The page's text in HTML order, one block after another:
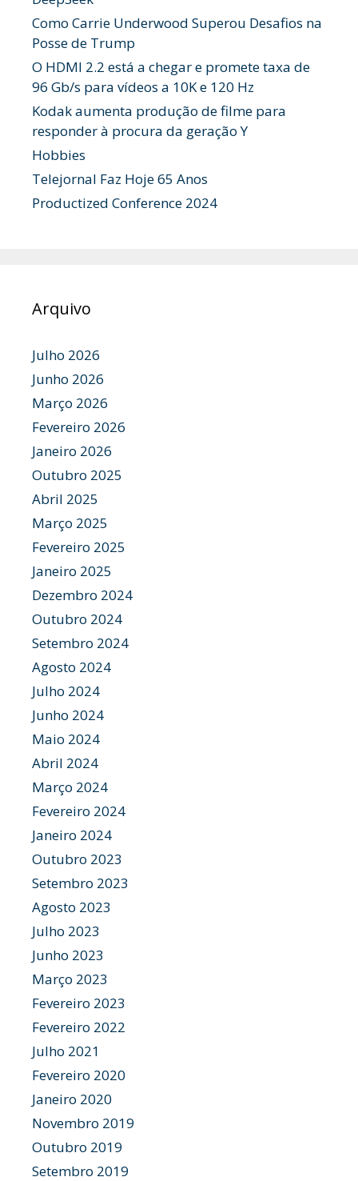
Como Carrie Underwood Superou Desafios na
Posse de Trump
O HDMI 2.2 está a chegar e promete taxa de
96 Gb/s para vídeos a 10K e 120 Hz
Kodak aumenta produção de filme para
responder à procura da geração Y
Hobbies
Telejornal Faz Hoje 65 Anos
Productized Conference 2024
Arquivo
Julho 2026
Junho 2026
Março 2026
Fevereiro 2026
Janeiro 2026
Outubro 2025
Abril 2025
Março 2025
Fevereiro 2025
Janeiro 2025
Dezembro 2024
Outubro 2024
Setembro 2024
Agosto 2024
Julho 2024
Junho 2024
Maio 2024
Abril 2024
Março 2024
Fevereiro 2024
Janeiro 2024
Outubro 2023
Setembro 2023
Agosto 2023
Julho 2023
Junho 2023
Março 2023
Fevereiro 2023
Fevereiro 2022
Julho 2021
Fevereiro 2020
Janeiro 2020
Novembro 2019
Outubro 2019
Setembro 2019